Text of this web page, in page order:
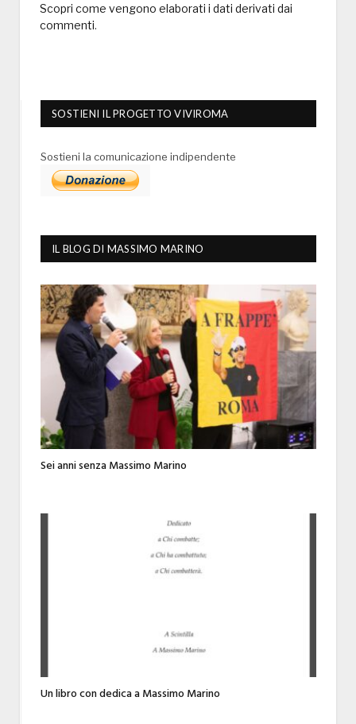
Scopri come vengono elaborati i dati derivati dai
commenti.
SOSTIENI IL PROGETTO VIVIROMA
Sostieni la comunicazione indipendente
IL BLOG DI MASSIMO MARINO
Sei anni senza Massimo Marino
Un libro con dedica a Massimo Marino